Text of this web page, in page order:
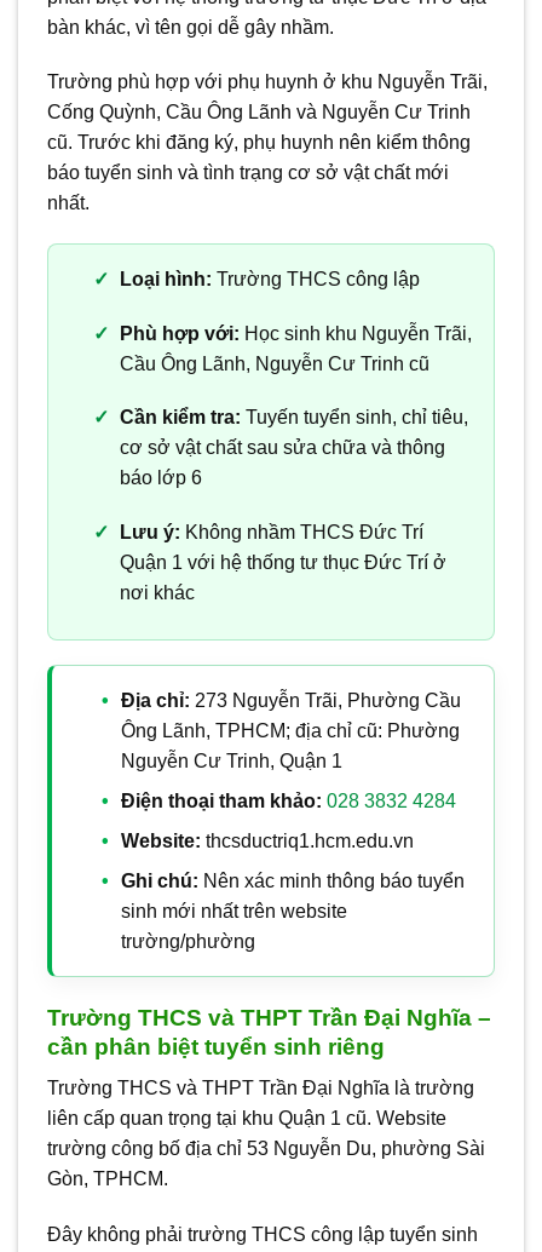
bàn khác, vì tên gọi dễ gây nhầm.
Trường phù hợp với phụ huynh ở khu Nguyễn Trãi,
Cống Quỳnh, Cầu Ông Lãnh và Nguyễn Cư Trinh
cũ. Trước khi đăng ký, phụ huynh nên kiểm thông
báo tuyển sinh và tình trạng cơ sở vật chất mới
nhất.
Loại hình: Trường THCS công lập
Phù hợp với: Học sinh khu Nguyễn Trãi,
Cầu Ông Lãnh, Nguyễn Cư Trinh cũ
Cần kiểm tra: Tuyến tuyển sinh, chỉ tiêu,
cơ sở vật chất sau sửa chữa và thông
báo lớp 6
Lưu ý: Không nhầm THCS Đức Trí
Quận 1 với hệ thống tư thục Đức Trí ở
nơi khác
Địa chỉ: 273 Nguyễn Trãi, Phường Cầu
Ông Lãnh, TPHCM; địa chỉ cũ: Phường
Nguyễn Cư Trinh, Quận 1
Điện thoại tham khảo: 028 3832 4284
Website: thcsductriq1.hcm.edu.vn
Ghi chú: Nên xác minh thông báo tuyển
sinh mới nhất trên website
trường/phường
Trường THCS và THPT Trần Đại Nghĩa –
cần phân biệt tuyển sinh riêng
Trường THCS và THPT Trần Đại Nghĩa là trường
liên cấp quan trọng tại khu Quận 1 cũ. Website
trường công bố địa chỉ 53 Nguyễn Du, phường Sài
Gòn, TPHCM.
Đây không phải trường THCS công lập tuyển sinh